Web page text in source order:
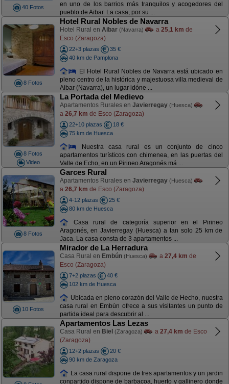
40 Fotos
en uno de los barrios más tranquilos y acogedores del
pueblo de Aibar. La casa, por su ...
8 Fotos
Hotel Rural Nobles de Navarra
Hotel Rural en Aibar (Navarra) a 25,1 km de
Esco (Zaragoza)
22+3 plazas
35 €
40 km de Pamplona
El Hotel Rural Nobles de Navarra está ubicado en
pleno centro de la histórica y majestuosa villa medieval de
Aibar (Navarra), un lugar idóne ...
8 Fotos
Video
La Portada del Medievo
Apartamentos Rurales en Javierregay (Huesca)
a 26,7 km de Esco (Zaragoza)
22+10 plazas
18 €
75 km de Huesca
Nuestra casa rural es un conjunto de cinco
apartamentos turísticos con chimenea, en las puertas del
Valle de Echo, en un Pirineo Aragonés má ...
8 Fotos
Garces Rural
Apartamentos Rurales en Javierregay (Huesca)
a 26,7 km de Esco (Zaragoza)
4-12 plazas
25 €
80 km de Huesca
Casa rural de categoría superior en el Pirineo
Aragonés, en Javierregay (Huesca) a tan solo 25 km de
Jaca. La casa consta de 3 apartamentos ...
10 Fotos
Mirador de La Herradura
Casa Rural en Embún (Huesca) a 27,4 km de
Esco (Zaragoza)
7+2 plazas
40 €
102 km de Huesca
Ubicada en pleno corazón del Valle de Hecho, nuestra
casa rural en Embún ofrece a sus visitantes un punto de
partida ideal para descubrir al ...
Apartamentos Las Lezas
Casa Rural en Biel (Zaragoza) a 27,4 km de Esco
(Zaragoza)
12+2 plazas
20 €
90 km de Zaragoza
La casa rural dispone de tres apartamentos y un jardin
conpartido dispone de barbacoa, huerto y gallinero donde